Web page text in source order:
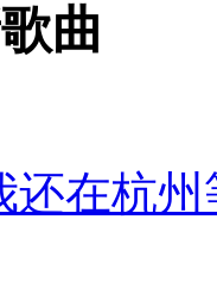
曲
还在杭州